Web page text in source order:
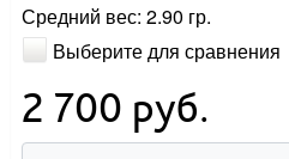
Средний вес: 2.90 гр.
Выберите для сравнения
2 700 руб.